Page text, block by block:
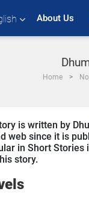
About Us
Home
is written by
web since it is
in Short
story.